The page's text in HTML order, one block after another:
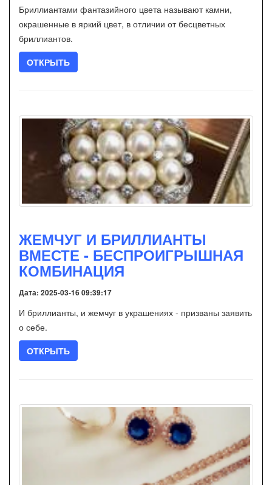
Бриллиантами фантазийного цвета называют камни,
окрашенные в яркий цвет, в отличии от бесцветных
бриллиантов.
ОТКРЫТЬ
ЖЕМЧУГ И БРИЛЛИАНТЫ
ВМЕСТЕ - БЕСПРОИГРЫШНАЯ
КОМБИНАЦИЯ
Дата: 2025-03-16 09:39:17
И бриллианты, и жемчуг в украшениях - призваны заявить
о себе.
ОТКРЫТЬ